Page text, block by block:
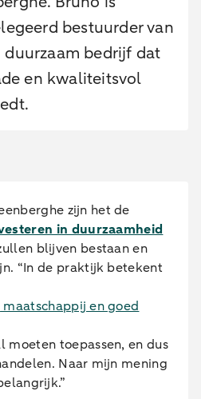
bestuurder van
duurzaam bedrijf dat
en kwaliteitsvol
zijn het de
in duurzaamheid
blijven bestaan en
“In de praktijk betekent
en goed
moeten toepassen, en dus
Naar mijn mening